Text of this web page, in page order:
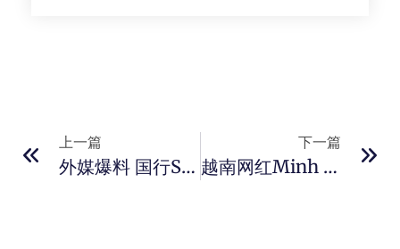
上一篇
外媒爆料 国行Switch2被任天堂无限期推迟发售
下一篇
越南网红Minh Hang最新仙气写真 尽显空灵气质